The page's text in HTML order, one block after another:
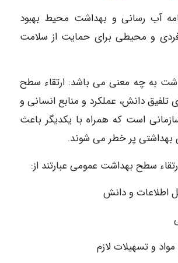
آب رسانی و بهداشت محیط بهبود
و محیطی برای حمایت از سلامت
به چه معنی می باشد: ارتقاء سطح
تلفیق دانش، عملکرد و منابع انسانی و
است که همراه با یکدیگر باعث
بهداشتی پر خطر می شوند.
سطح بهداشت عمومی عبارتند از:
اطلاعات و دانش
و تسهیلات لازم